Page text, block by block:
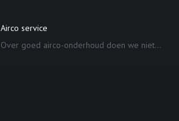
Airco service
Over goed airco-onderhoud doen we niet...